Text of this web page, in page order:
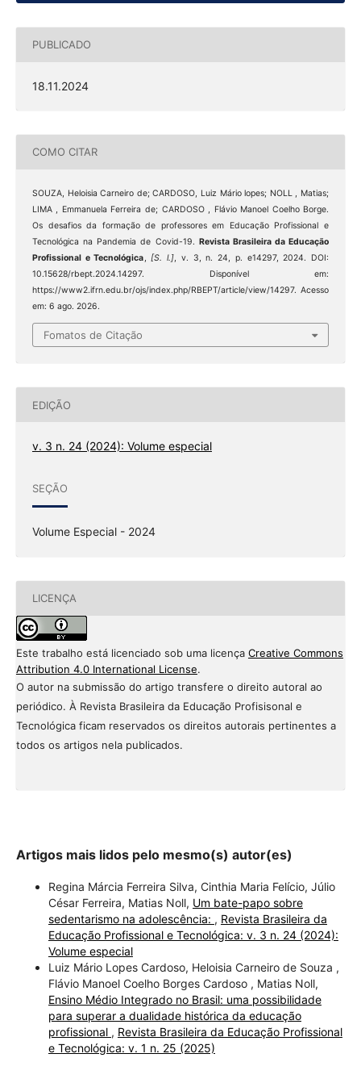
PUBLICADO
18.11.2024
COMO CITAR
SOUZA, Heloisia Carneiro de; CARDOSO, Luiz Mário lopes; NOLL , Matias;
LIMA , Emmanuela Ferreira de; CARDOSO , Flávio Manoel Coelho Borge.
Os desafios da formação de professores em Educação Profissional e
Tecnológica na Pandemia de Covid-19. Revista Brasileira da Educação
Profissional e Tecnológica,[S. l.], v. 3, n. 24, p. e14297, 2024. DOI:
10.15628/rbept.2024.14297. Disponível em:
https://www2.ifrn.edu.br/ojs/index.php/RBEPT/article/view/14297. Acesso
em: 6 ago. 2026.
Fomatos de Citação
EDIÇÃO
v. 3 n. 24 (2024): Volume especial
SEÇÃO
Volume Especial - 2024
LICENÇA
Este trabalho está licenciado sob uma licença Creative Commons
Attribution 4.0 International License.
O autor na submissão do artigo transfere o direito autoral ao
periódico. À Revista Brasileira da Educação Profisisonal e
Tecnológica ficam reservados os direitos autorais pertinentes a
todos os artigos nela publicados.
Artigos mais lidos pelo mesmo(s) autor(es)
Regina Márcia Ferreira Silva, Cinthia Maria Felício, Júlio
César Ferreira, Matias Noll, Um bate-papo sobre
sedentarismo na adolescência: , Revista Brasileira da
Educação Profissional e Tecnológica: v. 3 n. 24 (2024):
Volume especial
Luiz Mário Lopes Cardoso, Heloisia Carneiro de Souza ,
Flávio Manoel Coelho Borges Cardoso , Matias Noll,
Ensino Médio Integrado no Brasil: uma possibilidade
para superar a dualidade histórica da educação
profissional , Revista Brasileira da Educação Profissional
e Tecnológica: v. 1 n. 25 (2025)